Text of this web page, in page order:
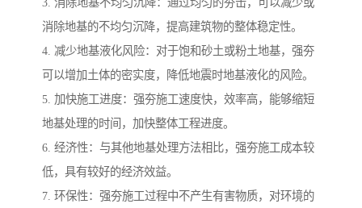
消除地基的不均匀沉降，提高建筑物的整体稳定性。
4. 减少地基液化风险：对于饱和砂土或粉土地基，强夯
可以增加土体的密实度，降低地震时地基液化的风险。
5. 加快施工进度：强夯施工速度快，效率高，能够缩短
地基处理的时间，加快整体工程进度。
6. 经济性：与其他地基处理方法相比，强夯施工成本较
低，具有较好的经济效益。
7. 环保性：强夯施工过程中不产生有害物质，对环境的